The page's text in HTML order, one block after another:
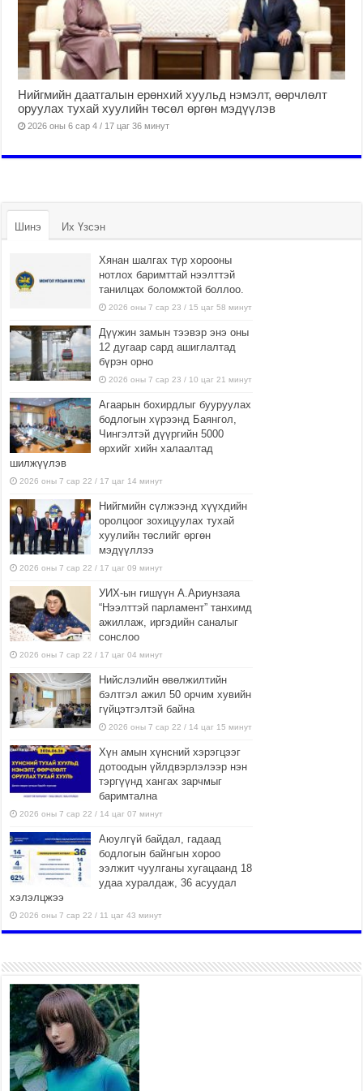
Нийгмийн даатгалын ерөнхий хуульд нэмэлт, өөрчлөлт
оруулах тухай хуулийн төсөл өргөн мэдүүлэв
2026 оны 6 сар 4 / 17 цаг 36 минут
Шинэ Их Үзсэн
Хянан шалгах түр хорооны
нотлох баримттай нээлттэй
танилцах боломжтой боллоо.
2026 оны 7 сар 23 / 15 цаг 58 минут
Дүүжин замын тээвэр энэ оны
12 дугаар сард ашиглалтад
бүрэн орно
2026 оны 7 сар 23 / 10 цаг 21 минут
Агаарын бохирдлыг бууруулах
бодлогын хүрээнд Баянгол,
Чингэлтэй дүүргийн 5000
өрхийг хийн халаалтад
шилжүүлэв
2026 оны 7 сар 22 / 17 цаг 14 минут
Нийгмийн сүлжээнд хүүхдийн
оролцоог зохицуулах тухай
хуулийн төслийг өргөн
мэдүүллээ
2026 оны 7 сар 22 / 17 цаг 09 минут
УИХ-ын гишүүн А.Ариунзаяа
“Нээлттэй парламент” танхимд
ажиллаж, иргэдийн саналыг
сонслоо
2026 оны 7 сар 22 / 17 цаг 04 минут
Нийслэлийн өвөлжилтийн
бэлтгэл ажил 50 орчим хувийн
гүйцэтгэлтэй байна
2026 оны 7 сар 22 / 14 цаг 15 минут
Хүн амын хүнсний хэрэгцээг
дотоодын үйлдвэрлэлээр нэн
тэргүүнд хангах зарчмыг
баримтална
2026 оны 7 сар 22 / 14 цаг 07 минут
Аюулгүй байдал, гадаад
бодлогын байнгын хороо
ээлжит чуулганы хугацаанд 18
удаа хуралдаж, 36 асуудал
хэлэлцжээ
2026 оны 7 сар 22 / 11 цаг 43 минут
боломжтой-Хүүхэд хөгжүүлэх
төв” байгуулах төсөлд төр,
хувийн хэвшлийн түншлэлийн хүрээнд хамтран
ажиллахыг урьж байна
2026 оны 7 сар 22 / 9 цаг 28 минут
Б.Пүрэвдагва: “Урт цагаан”-ыг
залуучууд чөлөөт цагаа
өнгөрүүлдэг, жуулчид зорьж